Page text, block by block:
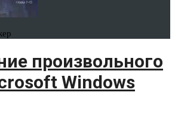
произвольного
Windows